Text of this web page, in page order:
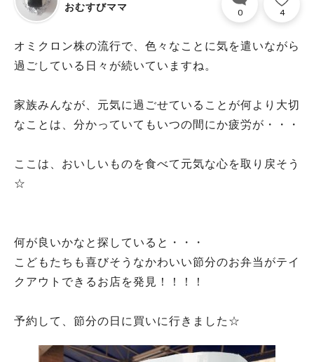
おむすびママ 0 4
オミクロン株の流行で、色々なことに気を遣いながら
過ごしている日々が続いていますね。
家族みんなが、元気に過ごせていることが何より大切
なことは、分かっていてもいつの間にか疲労が・・・
ここは、おいしいものを食べて元気な心を取り戻そう
☆
何が良いかなと探していると・・・
こどもたちも喜びそうなかわいい節分のお弁当がテイ
クアウトできるお店を発見！！！！
予約して、節分の日に買いに行きました☆